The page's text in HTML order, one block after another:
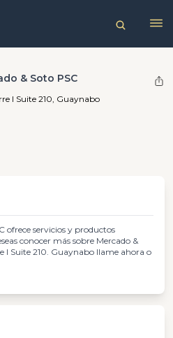
& Soto PSC
I Suite 210, Guaynabo
ofrece servicios y productos
conocer más sobre Mercado &
I Suite 210. Guaynabo llame ahora o